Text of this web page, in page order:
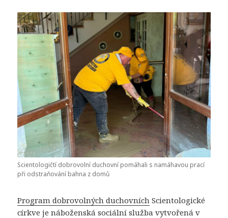
Scientologičtí dobrovolní duchovní pomáhali s namáhavou prací
při odstraňování bahna z domů
Program dobrovolných duchovních Scientologické
církve je náboženská sociální služba vytvořená v